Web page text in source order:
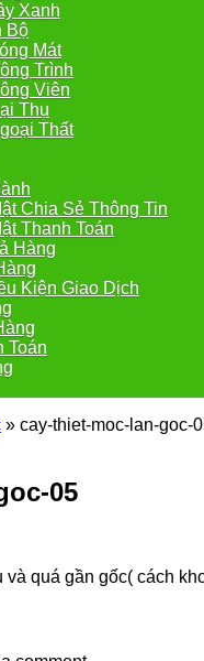
Xanh
Bộ
Mát
Trình
Viên
Thụ
Thất
Chia Sẻ Thông Tin
Thanh Toán
Hàng
Kiện Giao Dịch
Toán
» cay-thiet-moc-lan-goc-
05
quá gần gốc( cách